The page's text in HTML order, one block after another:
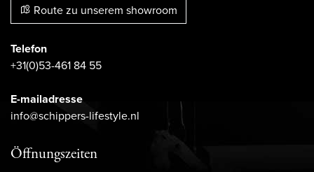
Route zu unserem showroom
Telefon
+31(0)53-461 84 55
E-mailadresse
info@schippers-lifestyle.nl
Öffnungszeiten